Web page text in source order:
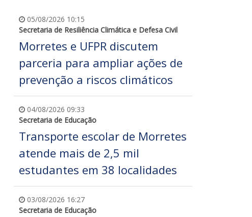
05/08/2026 10:15
Secretaria de Resiliência Climática e Defesa Civil
Morretes e UFPR discutem
parceria para ampliar ações de
prevenção a riscos climáticos
04/08/2026 09:33
Secretaria de Educação
Transporte escolar de Morretes
atende mais de 2,5 mil
estudantes em 38 localidades
03/08/2026 16:27
Secretaria de Educação